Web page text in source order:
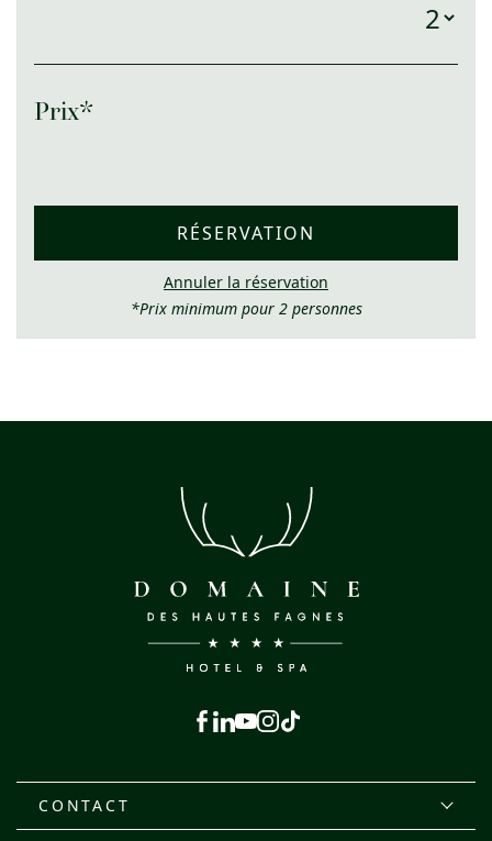
Prix*
RÉSERVATION
Annuler la réservation
*Prix minimum pour 2 personnes
CONTACT